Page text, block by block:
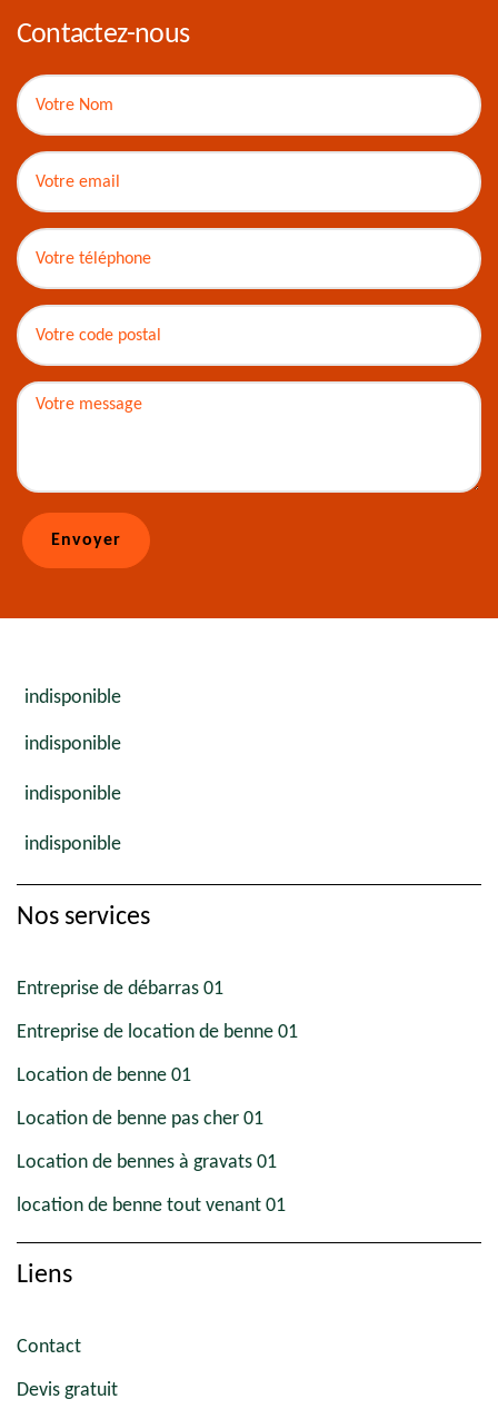
Contactez-nous
indisponible
indisponible
indisponible
indisponible
Nos services
Entreprise de débarras 01
Entreprise de location de benne 01
Location de benne 01
Location de benne pas cher 01
Location de bennes à gravats 01
location de benne tout venant 01
Liens
Contact
Devis gratuit